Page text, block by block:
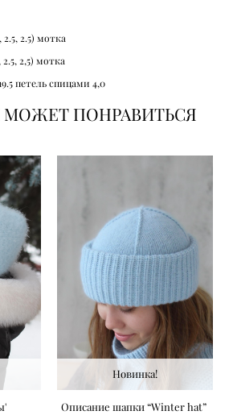
2.5) мотка
2,5) мотка
петель спицами 4,0
ПОНРАВИТЬСЯ
Новинка!
Описание шапки “Winter hat”